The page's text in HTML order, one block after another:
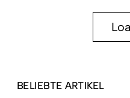
BELIEBTE ARTIKEL